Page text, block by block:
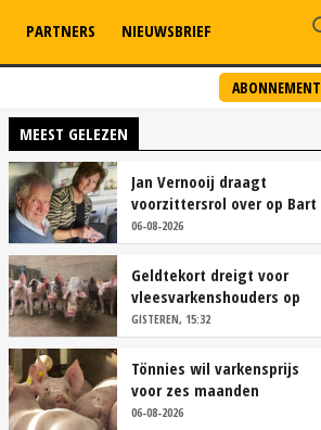
ABONNEMENT
PARTNERS NIEUWSBRIEF
MEEST GELEZEN
Jan Vernooij draagt
voorzittersrol over op Bart
Camps
06-08-2026
Geldtekort dreigt voor
vleesvarkenshouders op
vrije markt
GISTEREN, 15:32
Tönnies wil varkensprijs
voor zes maanden
vastleggen
06-08-2026